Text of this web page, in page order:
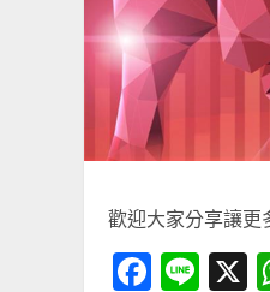
歡迎大家分享讓更
X